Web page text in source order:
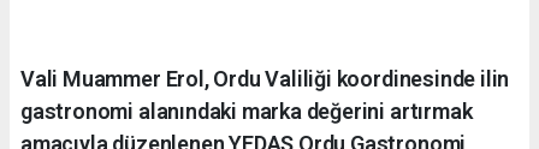
Vali Muammer Erol, Ordu Valiliği koordinesinde ilin
gastronomi alanındaki marka değerini artırmak
amacıyla düzenlenen YEDAŞ Ordu Gastronomi